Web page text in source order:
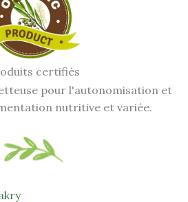
certifiés
pour l'autonomisation et
nutritive et variée.